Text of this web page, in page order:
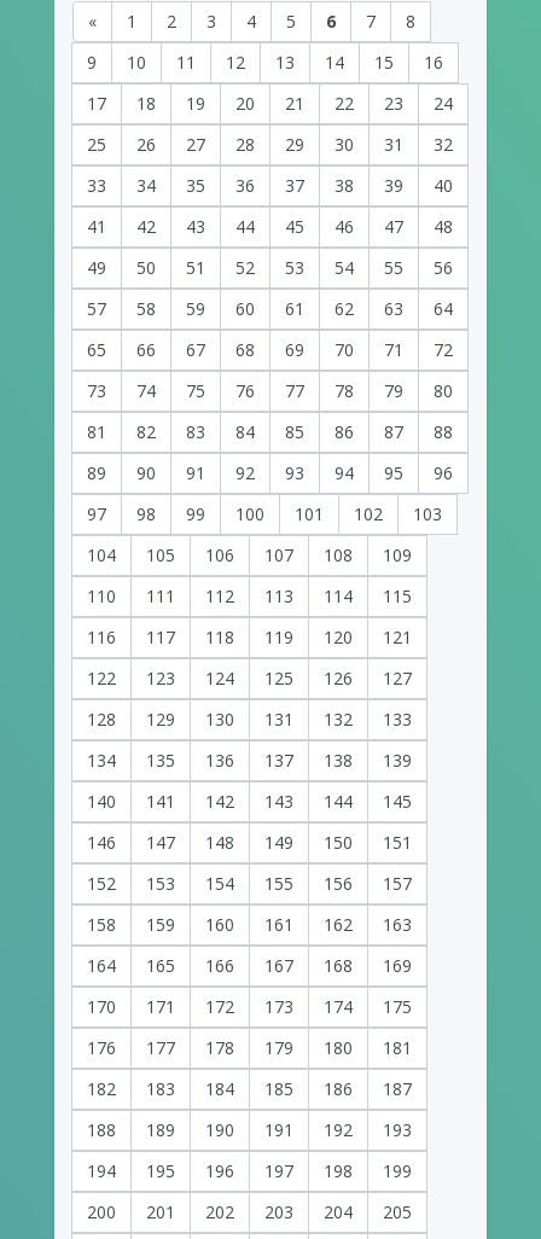
« 1 2 3 4 5 6 7
8
9
10 11 12 13 14 15
16
17
18 19 20 21 22 23
24
25
26 27 28 29 30 31
32
33
34 35 36 37 38 39
40
41
42 43 44 45 46 47
48
49
50 51 52 53 54 55
56
57
58 59 60 61 62 63
64
65
66 67 68 69 70 71
72
73
74 75 76 77 78 79
80
81
82 83 84 85 86 87
88
89
90 91 92 93 94 95
96
97
98 99 100 101 102
103
104
105 106 107 108
109
110
111 112 113 114
115
116
117 118 119 120
121
122
123 124 125 126
127
128
129 130 131 132
133
134
135 136 137 138
139
140
141 142 143 144
145
146
147 148 149 150
151
152
153 154 155 156
157
158
159 160 161 162
163
164
165 166 167 168
169
170
171 172 173 174
175
176
177 178 179 180
181
182
183 184 185 186
187
188
189 190 191 192
193
194
195 196 197 198
199
200
201 202 203 204
205